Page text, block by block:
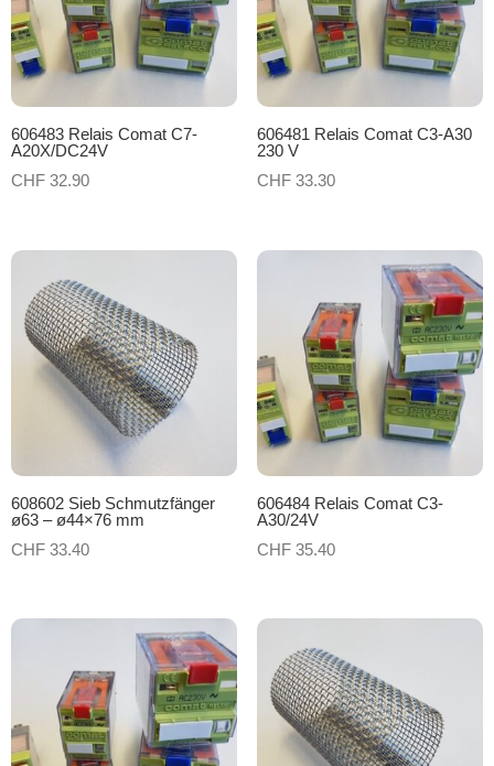
606483 Relais Comat C7-
A20X/DC24V
CHF 32.90
606481 Relais Comat C3-A30
230 V
CHF33.30
608602 Sieb Schmutzfänger
ø63 – ø44×76 mm
CHF 33.40
606484 Relais Comat C3-
A30/24V
CHF35.40